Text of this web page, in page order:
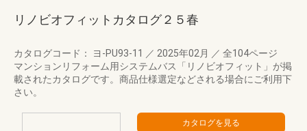
リノビオフィットカタログ２５春
カタログコード： ヨ-PU93-11 ／ 2025年02月 ／ 全104ページ
マンションリフォーム用システムバス「リノビオフィット」が掲
載されたカタログです。商品仕様選定などされる場合にご利用下
さい。